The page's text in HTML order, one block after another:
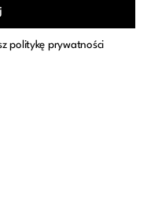
politykę prywatności